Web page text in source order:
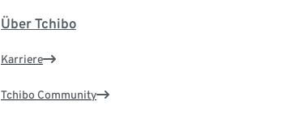
Über Tchibo
Karriere
Tchibo Community